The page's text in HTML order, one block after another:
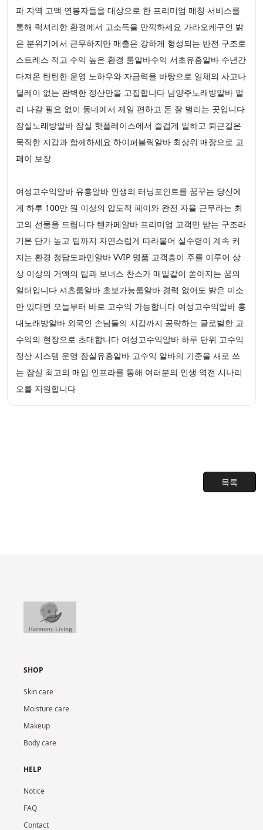
파 지역 고액 연봉자들을 대상으로 한 프리미엄 매칭 서비스를
통해 럭셔리한 환경에서 고소득을 만끽하세요 가라오케구인 밝
은 분위기에서 근무하지만 매출은 강하게 형성되는 반전 구조로
스트레스 적고 수익 높은 환경 룸알바수익 서초유흥알바 수년간
다져온 탄탄한 운영 노하우와 자금력을 바탕으로 일체의 사고나
딜레이 없는 완벽한 정산만을 고집합니다 남양주노래방알바 멀
리 나갈 필요 없이 동네에서 제일 편하고 돈 잘 벌리는 곳입니다
잠실노래방알바 잠실 핫플레이스에서 즐겁게 일하고 퇴근길은
묵직한 지갑과 함께하세요 하이퍼블릭알바 최상위 매장으로 고
페이 보장
여성고수익알바 유흥알바 인생의 터닝포인트를 꿈꾸는 당신에
게 하루 100만 원 이상의 압도적 페이와 완전 자율 근무라는 최
고의 선물을 드립니다 텐카페알바 프리미엄 고객만 받는 구조라
기본 단가 높고 팁까지 자연스럽게 따라붙어 실수령이 계속 커
지는 환경 청담도파민알바 VVIP 명품 고객층이 주를 이루어 상
상 이상의 거액의 팁과 보너스 찬스가 매일같이 쏟아지는 꿈의
일터입니다 셔츠룸알바 초보가능룸알바 경력 없어도 밝은 미소
만 있다면 오늘부터 바로 고수익 가능합니다 여성고수익알바 홍
대노래방알바 외국인 손님들의 지갑까지 공략하는 글로벌한 고
수익의 현장으로 초대합니다 여성고수익알바 하루 단위 고수익
정산 시스템 운영 잠실유흥알바 고수익 알바의 기준을 새로 쓰
는 잠실 최고의 매입 인프라를 통해 여러분의 인생 역전 시나리
오를 지원합니다
목록
SHOP
Skin care
Moisture care
Makeup
Body care
HELP
Notice
FAQ
Contact